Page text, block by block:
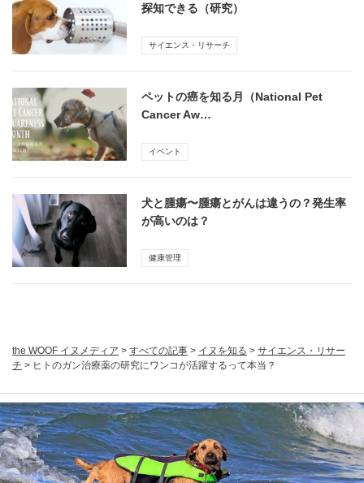
探知できる（研究）
サイエンス・リサーチ
ペットの癌を知る月（National Pet
Cancer Aw…
イベント
犬と腫瘍〜腫瘍とがんは違うの？発生率
が高いのは？
健康管理
the WOOF イヌメディア > すべての記事 > イヌを知る > サイエンス・リサー
チ > ヒトのガン治療薬の研究にワンコが活躍するって本当？